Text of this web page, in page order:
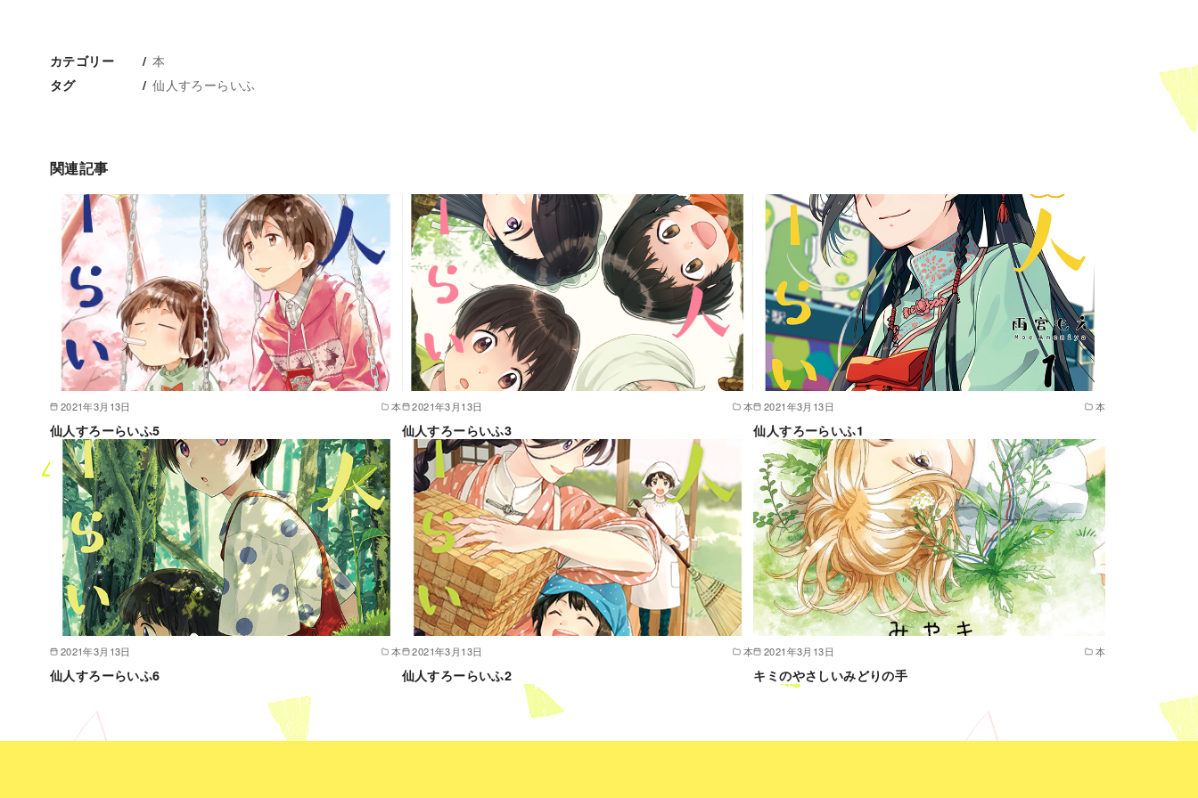
カテゴリー 本
タグ 仙人すろーらいふ
関連記事
2021年3月13日 本
仙人すろーらいふ5
2021年3月13日 本
仙人すろーらいふ3
2021年3月13日 本
仙人すろーらいふ1
2021年3月13日 本
仙人すろーらいふ6
2021年3月13日 本
仙人すろーらいふ2
2021年3月13日 本
キミのやさしいみどりの手